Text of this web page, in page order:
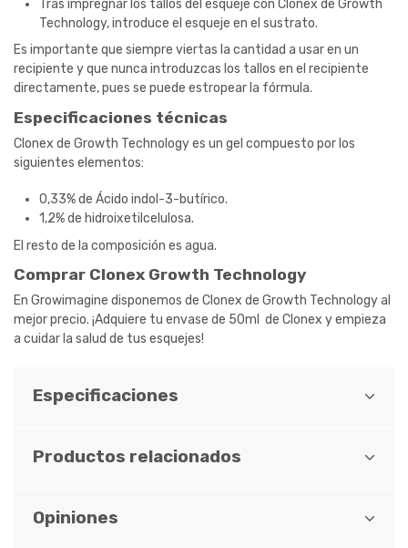
Tras impregnar los tallos del esqueje con Clonex de Growth
Technology, introduce el esqueje en el sustrato.
Es importante que siempre viertas la cantidad a usar en un
recipiente y que nunca introduzcas los tallos en el recipiente
directamente, pues se puede estropear la fórmula.
Especificaciones técnicas
Clonex de Growth Technology es un gel compuesto por los
siguientes elementos:
0,33% de Ácido indol-3-butírico.
1,2% de hidroixetilcelulosa.
El resto de la composición es agua.
Comprar Clonex Growth Technology
En Growimagine disponemos de Clonex de Growth Technology al
mejor precio. ¡Adquiere tu envase de 50ml de Clonex y empieza
a cuidar la salud de tus esquejes!
Especificaciones
Productos relacionados
Opiniones